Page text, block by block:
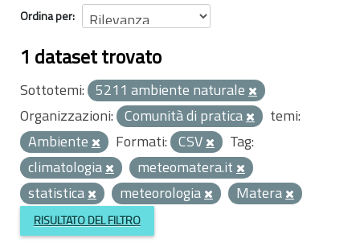
Ordina per
1 dataset trovato
Sottotemi: 5211 ambiente naturale
Organizzazioni: Comunità di pratica
temi:
Ambiente
Formati: CSV
Tag:
climatologia
meteomatera.it
statistica
meteorologia Matera
RISULTATO DEL FILTRO